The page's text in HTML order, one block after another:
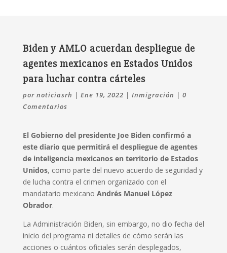
Biden y AMLO acuerdan despliegue de
agentes mexicanos en Estados Unidos
para luchar contra cárteles
por noticiasrh | Ene 19, 2022 | Inmigración | 0
Comentarios
El Gobierno del presidente Joe Biden confirmó a
este diario que permitirá el despliegue de agentes
de inteligencia mexicanos en territorio de Estados
Unidos, como parte del nuevo acuerdo de seguridad y
de lucha contra el crimen organizado con el
mandatario mexicano Andrés Manuel López
Obrador.
La Administración Biden, sin embargo, no dio fecha del
inicio del programa ni detalles de cómo serán las
acciones o cuántos oficiales serán desplegados,